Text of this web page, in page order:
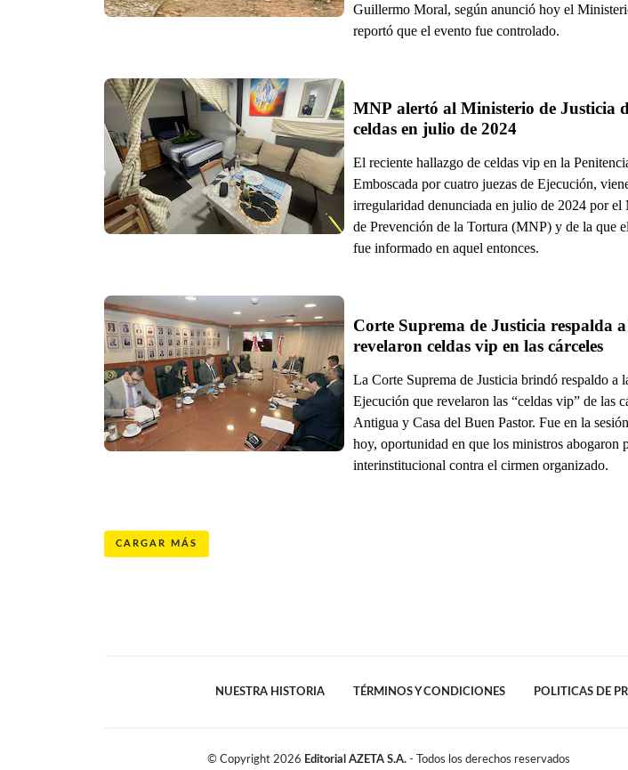
Guillermo Moral, según anunció hoy el
reportó que el evento fue controlado.
MNP alertó al Ministerio de Justicia
celdas en julio de 2024
El reciente hallazgo de celdas vip en la
Emboscada por cuatro juezas de Ejecución,
irregularidad denunciada en julio de 2024 por el
de Prevención de la Tortura (MNP) y de la que
fue informado en aquel entonces.
Corte Suprema de Justicia respalda
La Corte Suprema de Justicia brindó respaldo a
Ejecución que revelaron las “celdas vip” de las
Antigua y Casa del Buen Pastor. Fue en la
hoy, oportunidad en que los ministros abogaron
interinstitucional contra el cirmen organizado.
CARGAR MÁS
NUESTRA HISTORIA TÉRMINOS Y CONDICIONES POLITICAS DE
© Copyright 2026 Editorial AZETA S.A. - Todos los derechos reservados